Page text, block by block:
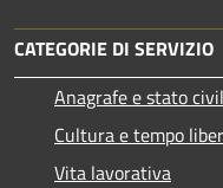
CATEGORIE DI SERVIZIO
Anagrafe e stato
Cultura e tempo
Vita lavorativa